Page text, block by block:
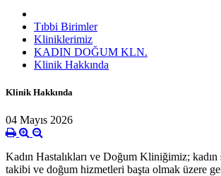
Tıbbi Birimler
Kliniklerimiz
KADIN DOĞUM KLN.
Klinik Hakkında
Klinik Hakkında
04 Mayıs 2026
Kadın Hastalıkları ve Doğum Kliniğimiz; kadın
takibi ve doğum hizmetleri başta olmak üzere